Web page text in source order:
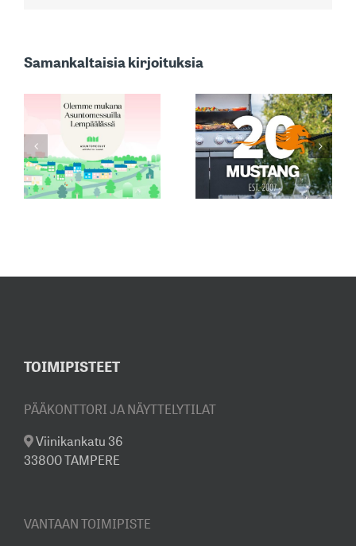
Samankaltaisia kirjoituksia
MARKKINOIDEN
TUNNETUIMMISTA:
MUSTANG –
TULEVA
JUHLAVUOSI
MYYNTINÄYTTELYSSÄMME
ON MUUTTUNUT
TOIMIPISTEET
PÄÄKONTTORI JA NÄYTTELYTILAT
Viinikankatu 36
33800 TAMPERE
VANTAAN TOIMIPISTE